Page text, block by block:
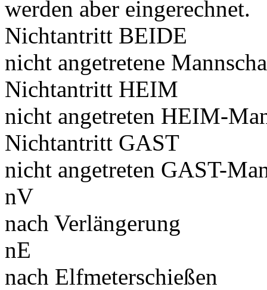
werden aber eingerechnet.
Nichtantritt BEIDE
nicht angetretene
Nichtantritt HEIM
nicht angetreten HEIM-
Nichtantritt GAST
nicht angetreten GAST-
nV
nach Verlängerung
nE
nach Elfmeterschießen